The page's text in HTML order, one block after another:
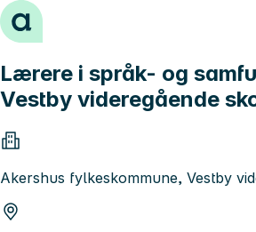
Hopp til innhold
Lærere i språk- og
Vestby videregående
Akershus fylkeskommune, Vestby